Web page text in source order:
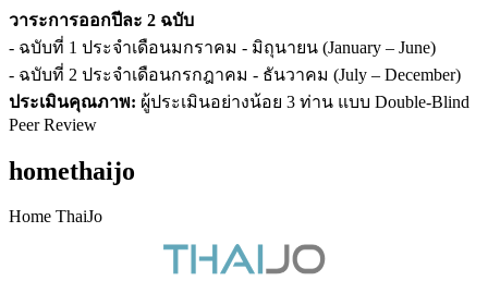
วาระการออกปีละ 2 ฉบับ
- ฉบับที่ 1 ประจำเดือนมกราคม - มิถุนายน (January – June)
- ฉบับที่ 2 ประจำเดือนกรกฎาคม - ธันวาคม (July – December)
ประเมินคุณภาพ: ผู้ประเมินอย่างน้อย 3 ท่าน แบบ Double-Blind
Peer Review
homethaijo
Home ThaiJo